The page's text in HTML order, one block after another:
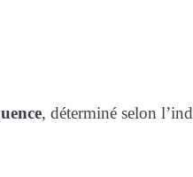
, déterminé selon